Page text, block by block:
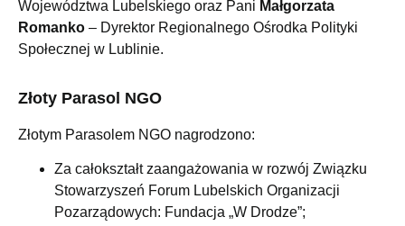
Województwa Lubelskiego oraz Pani Małgorzata
Romanko – Dyrektor Regionalnego Ośrodka Polityki
Społecznej w Lublinie.
Złoty Parasol NGO
Złotym Parasolem NGO nagrodzono:
Za całokształt zaangażowania w rozwój Związku
Stowarzyszeń Forum Lubelskich Organizacji
Pozarządowych: Fundacja „W Drodze”;